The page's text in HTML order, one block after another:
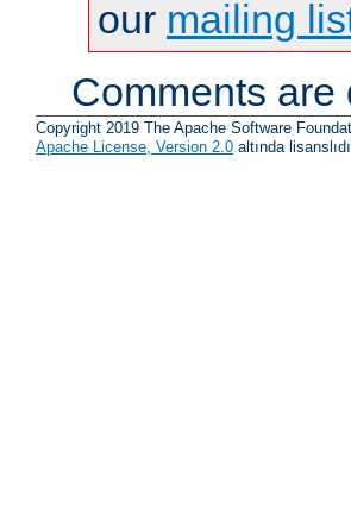
our mailing
Comments are
Copyright 2019 The Apache Software
Apache License, Version 2.0 altında